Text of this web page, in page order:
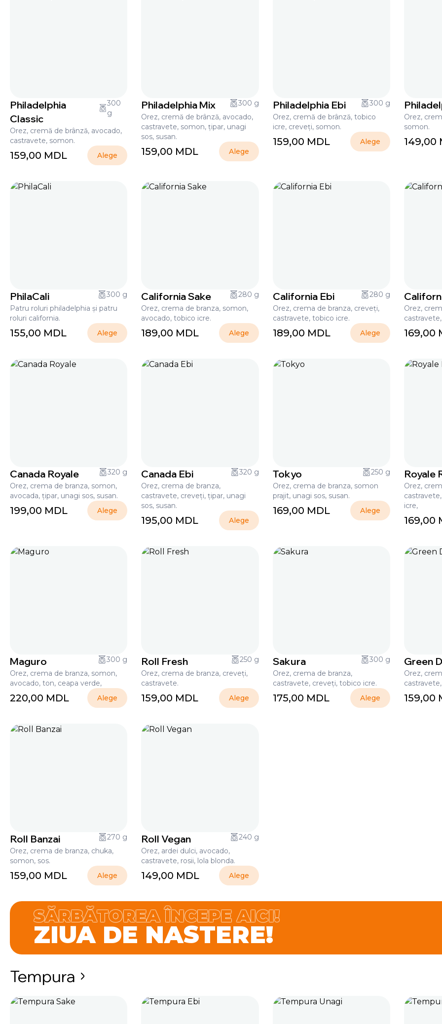
Philadelphia
Classic
300
g
Orez, cremă de brânză, avocado,
castravete, somon.
159,00 MDL Alege
Philadelphia Mix
300 g
Orez, cremă de brânză, avocado,
castravete, somon, țipar, unagi
sos, susan.
159,00 MDL Alege
Philadelphia Ebi
300 g
Orez, cremă de brânză, tobico
icre, creveți, somon.
159,00 MDL Alege
Orez,
somon.
149,00
PhilaCali
300 g
Patru roluri philadelphia și patru
roluri california.
155,00 MDL Alege
California Sake
280 g
Orez, crema de branza, somon,
avocado, tobico icre.
189,00 MDL Alege
California Ebi
280 g
Orez, crema de branza, creveți,
castravete, tobico icre.
189,00 MDL Alege
Orez,
169,00
Canada Royale
320 g
Orez, crema de branza, somon,
avocada, țipar, unagi sos, susan.
199,00 MDL Alege
Canada Ebi
320 g
Orez, crema de branza,
castravete, creveți, țipar, unagi
sos, susan.
195,00 MDL Alege
Tokyo
250 g
Orez, crema de branza, somon
prajit, unagi sos, susan.
169,00 MDL Alege
Royale
Orez,
icre,
169,00
Maguro
300 g
Orez, crema de branza, somon,
avocado, ton, ceapa verde,
220,00 MDL Alege
Roll Fresh
250 g
Orez, crema de branza, creveți,
castravete.
159,00 MDL Alege
Sakura
300 g
Orez, crema de branza,
castravete, creveți, tobico icre.
175,00 MDL Alege
Green
Orez,
159,00
Roll Banzai
270 g
Orez, crema de branza, chuka,
somon, sos.
159,00 MDL Alege
Roll Vegan
240 g
Orez, ardei dulci, avocado,
castravete, rosii, lola blonda.
149,00 MDL Alege
SĂRBĂTOREA ÎNCEPE AICI!
ZIUA DE NASTERE!
Tempura